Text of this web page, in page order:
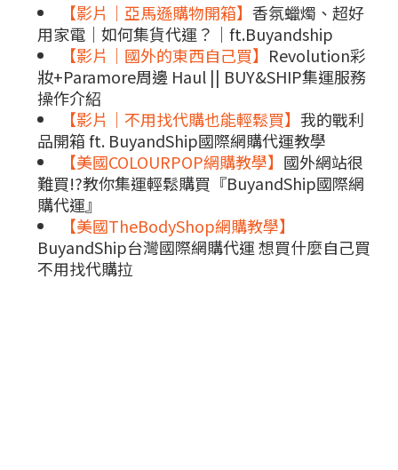
【影片｜亞馬遜購物開箱】 香氛蠟燭、超好
用家電｜如何集貨代運？｜ft.Buyandship
【影片｜國外的東西自己買】 Revolution彩
妝+Paramore周邊 Haul || BUY&SHIP集運服務
操作介紹
【影片｜不用找代購也能輕鬆買】 我的戰利
品開箱 ft. BuyandShip國際網購代運教學
【美國COLOURPOP網購教學】 國外網站很
難買!?教你集運輕鬆購買『BuyandShip國際網
購代運』
【美國TheBodyShop網購教學】
BuyandShip台灣國際網購代運 想買什麼自己買
不用找代購拉